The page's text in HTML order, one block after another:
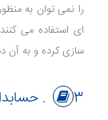
را نمی توان به
ای استفاده می
سازی کرده و به آن
3. حسابداری قانونی